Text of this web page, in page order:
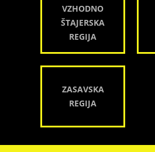
VZHODNO
ŠTAJERSKA
REGIJA
ZASAVSKA
REGIJA